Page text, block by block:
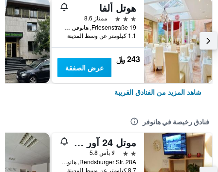
هوتل ألفا
3 نجوم
ممتاز 8.6
Friesenstraße 19, هانوفر, ساكسونيا السفلى, ألمانيا
1.1 كيلومتر عن وسط المدينة
243 ﷼
عرض الصفقة
شاهد المزيد من الفنادق القريبة
فنادق رخيصة في هانوفر
موتل 24 آور هانوفر
2 نجمتين
لا بأس 5.8
Rendsburger Str. 28A, هانوفر, ساكسونيا السفلى, ألمانيا
8.7 كيلومتر عن وسط المدينة